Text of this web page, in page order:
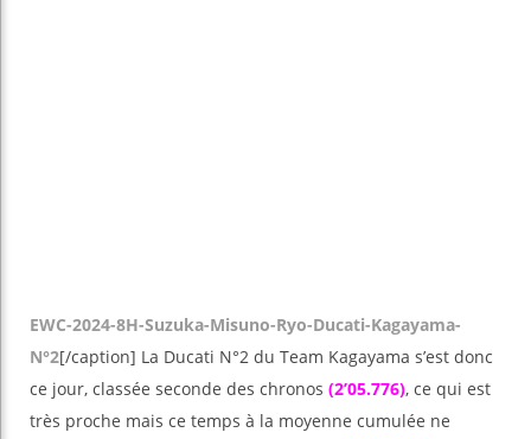
EWC-2024-8H-Suzuka-Misuno-Ryo-Ducati-Kagayama-
N°2[/caption] La Ducati N°2 du Team Kagayama s’est donc
ce jour, classée seconde des chronos (2’05.776), ce qui est
très proche mais ce temps à la moyenne cumulée ne